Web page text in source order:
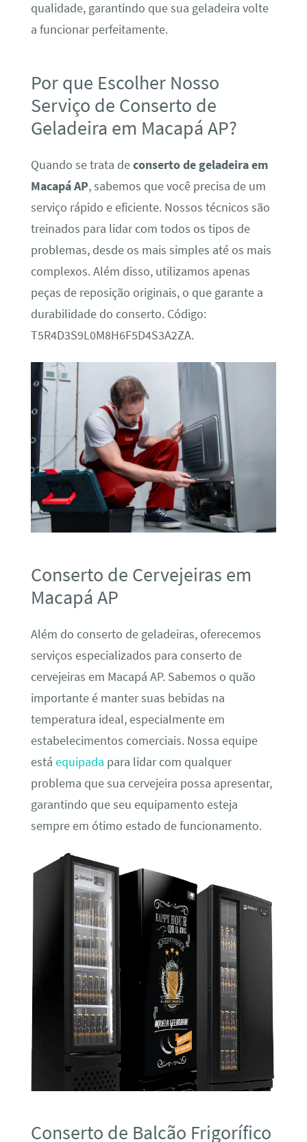
qualidade, garantindo que sua geladeira volte
a funcionar perfeitamente.
Por que Escolher Nosso
Serviço de Conserto de
Geladeira em Macapá AP?
Quando se trata deconserto de geladeira em
Macapá AP, sabemos que você precisa de um
serviço rápido e eficiente. Nossos técnicos são
treinados para lidar com todos os tipos de
problemas, desde os mais simples até os mais
complexos. Além disso, utilizamos apenas
peças de reposição originais, o que garante a
durabilidade do conserto. Código:
T5R4D3S9L0M8H6F5D4S3A2ZA.
Conserto de Cervejeiras em
Macapá AP
Além do conserto de geladeiras, oferecemos
serviços especializados para conserto de
cervejeiras em Macapá AP. Sabemos o quão
importante é manter suas bebidas na
temperatura ideal, especialmente em
estabelecimentos comerciais. Nossa equipe
está equipada para lidar com qualquer
problema que sua cervejeira possa apresentar,
garantindo que seu equipamento esteja
sempre em ótimo estado de funcionamento.
Conserto de Balcão Frigorífico